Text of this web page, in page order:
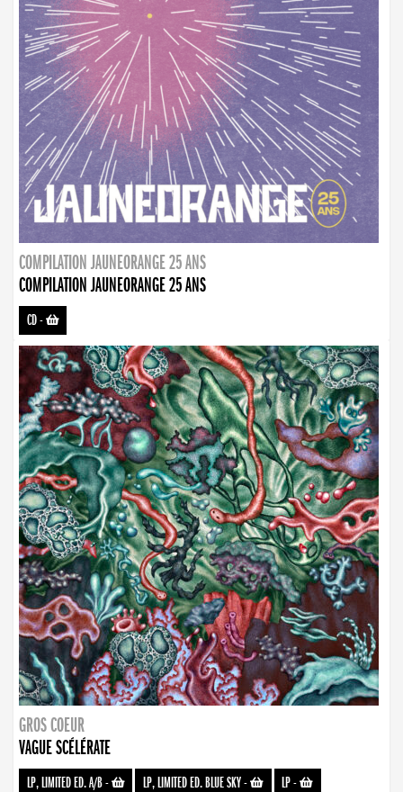
COMPILATION JAUNEORANGE 25 ANS
COMPILATION JAUNEORANGE 25 ANS
CD-
GROS COEUR
VAGUE SCÉLÉRATE
LP, LIMITED ED. A/B- LP, LIMITED ED. BLUE SKY- LP-